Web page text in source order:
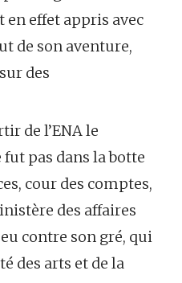
effet appris avec
de son aventure,
des
de l’ENA le
pas dans la botte
cour des comptes,
des affaires
contre son gré, qui
des arts et de la